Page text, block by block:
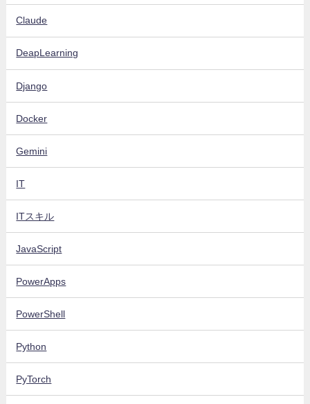
Claude
DeapLearning
Django
Docker
Gemini
IT
ITスキル
JavaScript
PowerApps
PowerShell
Python
PyTorch